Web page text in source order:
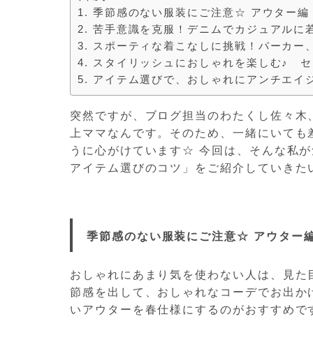
季節感のない服装にご注意☆ アウター編
苦手意識を克服！デニムでカジュアルに
スポーティな着こなしに挑戦！パーカー
スタイリッシュにおしゃれを楽しむ♪
アイテム選びで、おしゃれにアンチエイ
突然ですが、ブログ担当のわたくし佐々
上ママなんです。そのため、一緒にいて
うに心がけています☆ 今回は、そんな私
アイテム選びのコツ」をご紹介していきた
季節感のない服装にご注意☆ アウター
おしゃれにあまり気を使わない人は、見
節感を出して、おしゃれなコーデでお出
いアウターを春仕様にするのがおすすめで